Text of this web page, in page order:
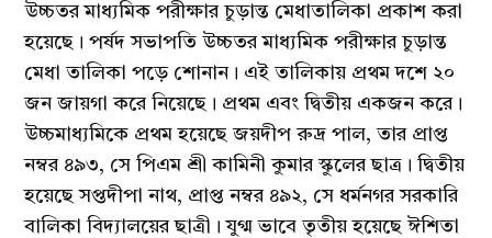
উচ্চতর মাধ্যমিক পরীক্ষার চুড়ান্ত মেধাতালিকা প্রকাশ করা
হয়েছে। পর্ষদ সভাপতি উচ্চতর মাধ্যমিক পরীক্ষার চুড়ান্ত
মেধা তালিকা পড়ে শোনান। এই তালিকায় প্রথম দশে ২০
জন জায়গা করে নিয়েছে। প্রথম এবং দ্বিতীয় একজন করে।
উচ্চমাধ্যমিকে প্রথম হয়েছে জয়দীপ রুদ্র পাল, তার প্রাপ্ত
নম্বর ৪৯৩, সে পিএম শ্রী কামিনী কুমার স্কুলের ছাত্র। দ্বিতীয়
হয়েছে সপ্তদীপা নাথ, প্রাপ্ত নম্বর ৪৯২, সে ধর্মনগর সরকারি
বালিকা বিদ্যালয়ের ছাত্রী। যুগ্ম ভাবে তৃতীয় হয়েছে ঈশিতা